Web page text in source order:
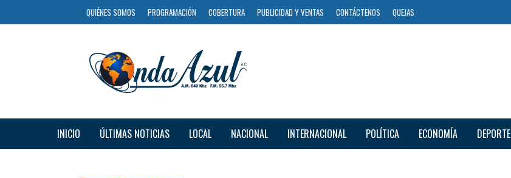
QUIÉNES SOMOS PROGRAMACIÓN COBERTURA PUBLICIDAD Y VENTAS CONTÁCTENOS QUEJAS
INICIO ÚLTIMAS NOTICIAS LOCAL NACIONAL INTERNACIONAL POLÍTICA ECONOMÍA DEPORTE